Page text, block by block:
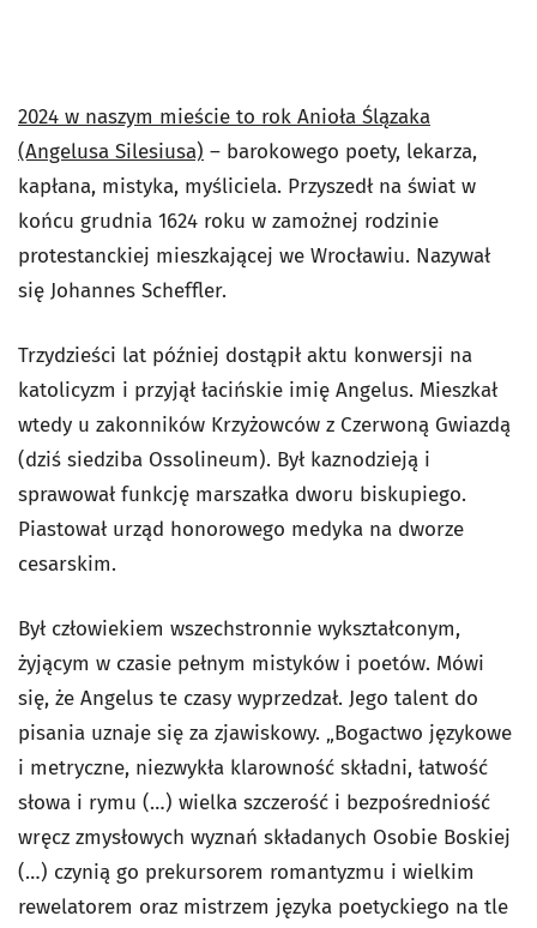
2024 w naszym mieście to rok Anioła Ślązaka
(Angelusa Silesiusa) – barokowego poety, lekarza,
kapłana, mistyka, myśliciela. Przyszedł na świat w
końcu grudnia 1624 roku w zamożnej rodzinie
protestanckiej mieszkającej we Wrocławiu. Nazywał
się Johannes Scheffler.
Trzydzieści lat później dostąpił aktu konwersji na
katolicyzm i przyjął łacińskie imię Angelus. Mieszkał
wtedy u zakonników Krzyżowców z Czerwoną Gwiazdą
(dziś siedziba Ossolineum). Był kaznodzieją i
sprawował funkcję marszałka dworu biskupiego.
Piastował urząd honorowego medyka na dworze
cesarskim.
Był człowiekiem wszechstronnie wykształconym,
żyjącym w czasie pełnym mistyków i poetów. Mówi
się, że Angelus te czasy wyprzedzał. Jego talent do
pisania uznaje się za zjawiskowy. „Bogactwo językowe
i metryczne, niezwykła klarowność składni, łatwość
słowa i rymu (…) wielka szczerość i bezpośredniość
wręcz zmysłowych wyznań składanych Osobie Boskiej
(…) czynią go prekursorem romantyzmu i wielkim
rewelatorem oraz mistrzem języka poetyckiego na tle